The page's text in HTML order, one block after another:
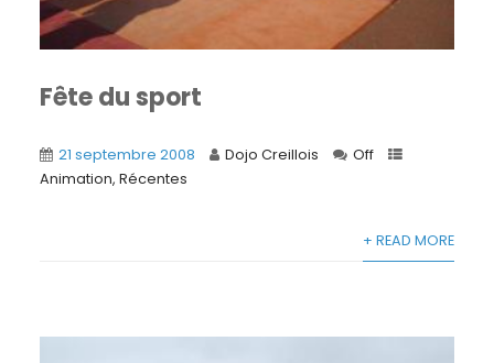
Fête du sport
21 septembre 2008 Dojo Creillois
Off
Animation, Récentes
+ READ MORE